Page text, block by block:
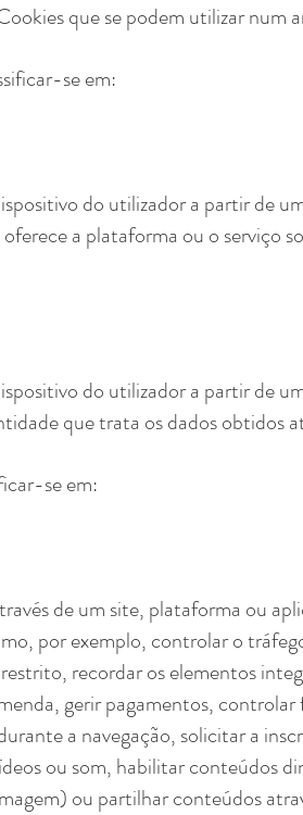
que se podem utilizar num
se em:
do utilizador a partir de
a plataforma ou o serviço
do utilizador a partir de
que trata os dados obtidos
se em:
de um site, plataforma ou
por exemplo, controlar o
recordar os elementos
gerir pagamentos, controlar
a navegação, solicitar a
ou som, habilitar conteúdos
ou partilhar conteúdos